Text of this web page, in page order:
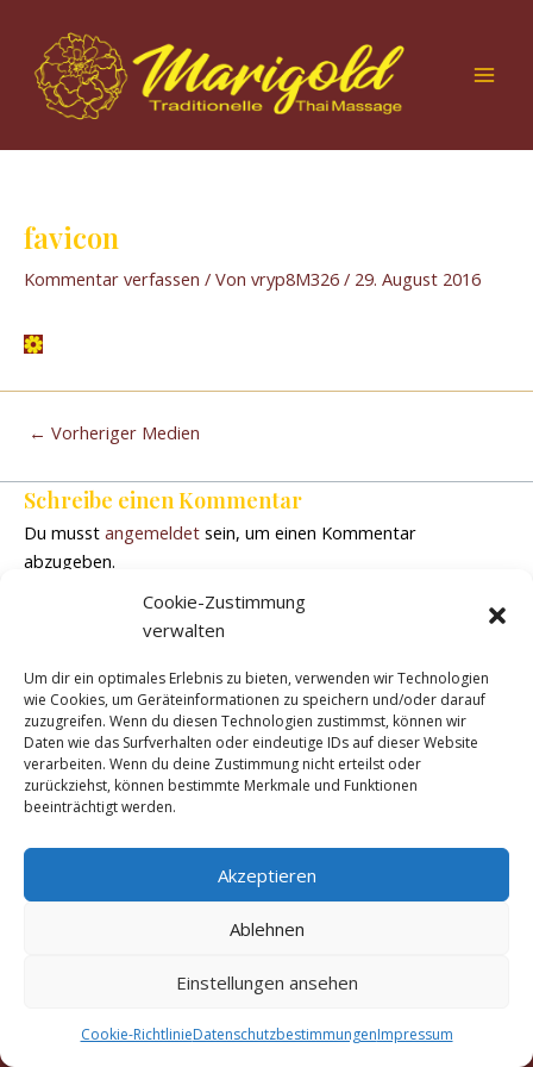
Cookie-Zustimmung
verwalten
Um dir ein optimales Erlebnis zu bieten, verwenden wir Technologien
wie Cookies, um Geräteinformationen zu speichern und/oder darauf
zuzugreifen. Wenn du diesen Technologien zustimmst, können wir
Daten wie das Surfverhalten oder eindeutige IDs auf dieser Website
verarbeiten. Wenn du deine Zustimmung nicht erteilst oder
zurückziehst, können bestimmte Merkmale und Funktionen
beeinträchtigt werden.
Akzeptieren
Ablehnen
Einstellungen ansehen
Cookie-RichtlinieDatenschutzbestimmungenImpressum
springen
favicon
Kommentar verfassen / Von vryp8M326 / 29. August 2016
navigation
← Vorheriger Medien
Schreibe einen Kommentar
Du musst angemeldet sein, um einen Kommentar
abzugeben.
Massage München Truderinger Straße 306a, 81825